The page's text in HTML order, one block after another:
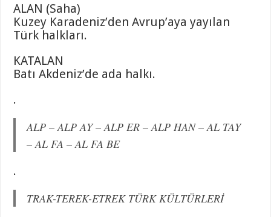
ALAN (Saha)
Kuzey Karadeniz’den Avrup’aya yayılan
Türk halkları.
KATALAN
Batı Akdeniz’de ada halkı.
.
ALP – ALP AY – ALP ER – ALP HAN – AL TAY
– AL FA – AL FA BE
.
TRAK-TEREK-ETREK TÜRK KÜLTÜRLERİ